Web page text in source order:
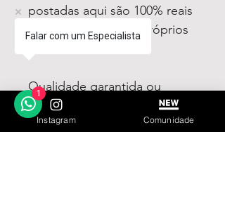
postadas aqui são 100% reais
tiradas por nós dos próprios
Qualidade garantida ou
devolução por nossa conta!
Instagram Comunidade
Falar com um Especialista
1